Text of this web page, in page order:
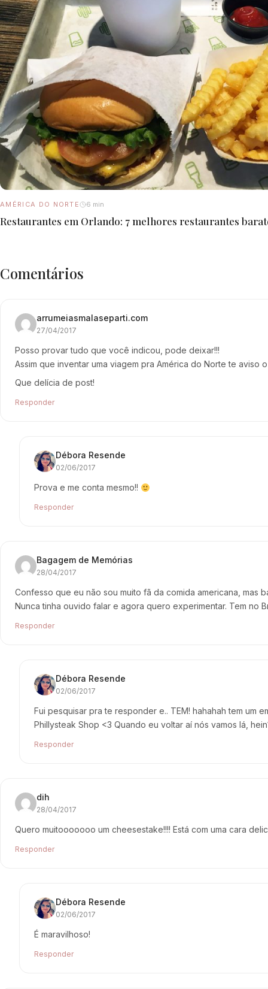
AMÉRICA DO NORTE 6 min
Restaurantes em Orlando: 7 melhores restaurantes
Comentários
arrumeiasmalaseparti.com
27/04/2017
Posso provar tudo que você indicou, pode deixar!!!
Assim que inventar uma viagem pra América do Norte te aviso
Que delícia de post!
Responder
Débora Resende
02/06/2017
Prova e me conta mesmo!!
Responder
Bagagem de Memórias
28/04/2017
Confesso que eu não sou muito fã da comida americana, mas
Nunca tinha ouvido falar e agora quero experimentar. Tem no
Responder
Débora Resende
02/06/2017
Fui pesquisar pra te responder e.. TEM! hahahah tem um
Phillysteak Shop <3 Quando eu voltar aí nós vamos lá,
Responder
dih
28/04/2017
Quero muitooooooo um cheesestake!!!! Está com uma cara
Responder
Débora Resende
02/06/2017
É maravilhoso!
Responder